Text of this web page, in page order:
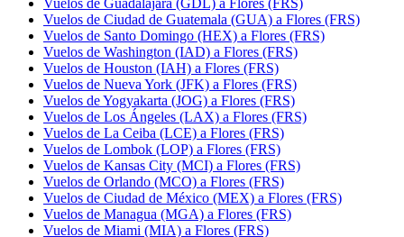
Vuelos de Guadalajara (GDL) a Flores (FRS)
Vuelos de Ciudad de Guatemala (GUA) a Flores (FRS)
Vuelos de Santo Domingo (HEX) a Flores (FRS)
Vuelos de Washington (IAD) a Flores (FRS)
Vuelos de Houston (IAH) a Flores (FRS)
Vuelos de Nueva York (JFK) a Flores (FRS)
Vuelos de Yogyakarta (JOG) a Flores (FRS)
Vuelos de Los Ángeles (LAX) a Flores (FRS)
Vuelos de La Ceiba (LCE) a Flores (FRS)
Vuelos de Lombok (LOP) a Flores (FRS)
Vuelos de Kansas City (MCI) a Flores (FRS)
Vuelos de Orlando (MCO) a Flores (FRS)
Vuelos de Ciudad de México (MEX) a Flores (FRS)
Vuelos de Managua (MGA) a Flores (FRS)
Vuelos de Miami (MIA) a Flores (FRS)